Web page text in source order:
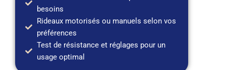
besoins
Rideaux motorisés ou manuels selon vos
préférences
Test de résistance et réglages pour un
usage optimal